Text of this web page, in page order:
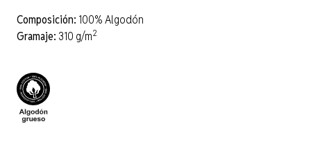
Composición: 100% Algodón
Gramaje: 310 g/m2